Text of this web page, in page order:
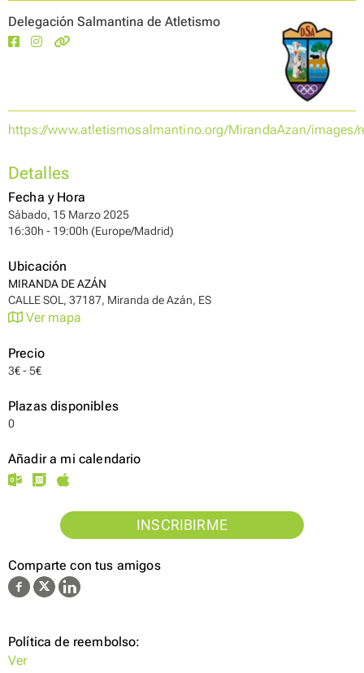
https://www.atletismosalmantino.org/MirandaAzan/images/
Delegación Salmantina de Atletismo
Detalles
Fecha y Hora
Sábado, 15 Marzo 2025
16:30h - 19:00h (Europe/Madrid)
Ubicación
MIRANDA DE AZÁN
CALLE SOL, 37187, Miranda de Azán, ES
Ver mapa
Precio
3€ - 5€
Plazas disponibles
0
Añadir a mi calendario
INSCRIBIRME
Comparte con tus amigos
Política de reembolso:
Ver